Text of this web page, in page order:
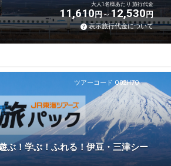
大人1名様あたり 旅行代金
11,610円 12,530円
表示旅行代金について
ツアーコード Q02H7O
ぶ！学ぶ！ふれる！伊豆・三津シー